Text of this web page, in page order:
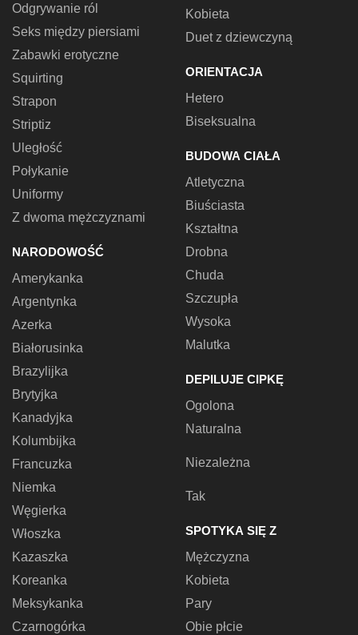
Odgrywanie ról
Seks między piersiami
Zabawki erotyczne
Squirting
Strapon
Striptiz
Uległość
Połykanie
Uniformy
Z dwoma mężczyznami
NARODOWOŚĆ
Amerykanka
Argentynka
Azerka
Białorusinka
Brazylijka
Brytyjka
Kanadyjka
Kolumbijka
Francuzka
Niemka
Węgierka
Włoszka
Kazaszka
Koreanka
Meksykanka
Czarnogórka
Kobieta
Duet z dziewczyną
ORIENTACJA
Hetero
Biseksualna
BUDOWA CIAŁA
Atletyczna
Biuściasta
Kształtna
Drobna
Chuda
Szczupła
Wysoka
Malutka
DEPILUJE CIPKĘ
Ogolona
Naturalna
Niezależna
Tak
SPOTYKA SIĘ Z
Mężczyzna
Kobieta
Pary
Obie płcie